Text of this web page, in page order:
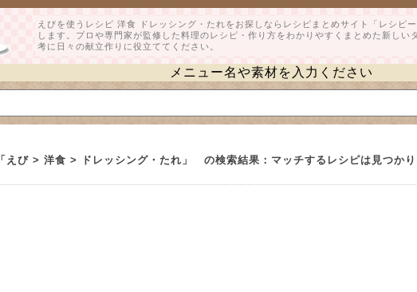
えびを使うレシピ 洋食 ドレッシング・たれをお探しならレシピまとめサイト「レシピ
します。プロや専門家が監修した料理のレシピ・作り方をわかりやすくまとめた新し
考に日々の献立作りに役立ててください。
メニュー名や素材を入力ください
「えび > 洋食 > ドレッシング・たれ」 の検索結果：マッチするレシピは見つか